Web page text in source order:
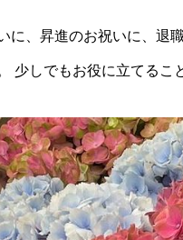
、昇進のお祝いに、退
少しでもお役に立てるこ